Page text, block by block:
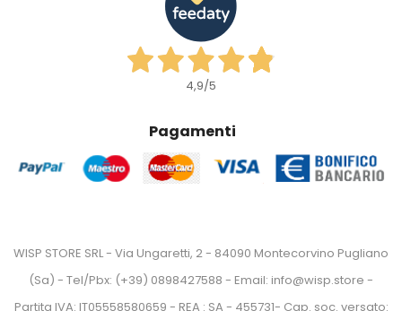
4,9/5
Pagamenti
WISP STORE SRL - Via Ungaretti, 2 - 84090 Montecorvino Pugliano
(Sa) - Tel/Pbx: (+39) 0898427588 - Email: info@wisp.store -
Partita IVA: IT05558580659 - REA : SA - 455731- Cap. soc. versato: